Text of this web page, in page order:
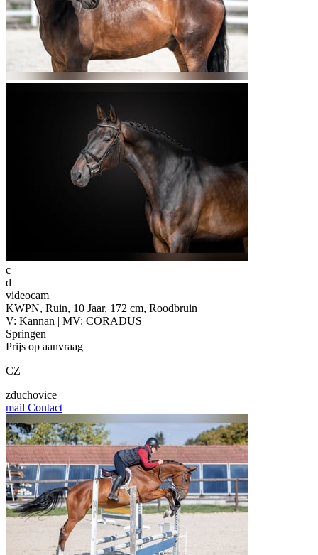
c
d
videocam
KWPN, Ruin, 10 Jaar, 172 cm, Roodbruin
V: Kannan | MV: CORADUS
Springen
Prijs op aanvraag
CZ
zduchovice
mail Contact